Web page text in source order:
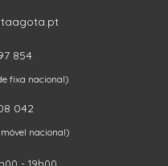
854
fixa nacional)
042
nacional)